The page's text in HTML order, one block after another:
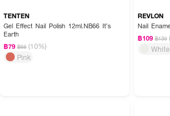
TENTEN
Gel Effect Nail Polish 12ml.NB66 It’s
Earth
฿79 ฿88 (10%)
Pink
REVLON
Nail
฿109 ฿139